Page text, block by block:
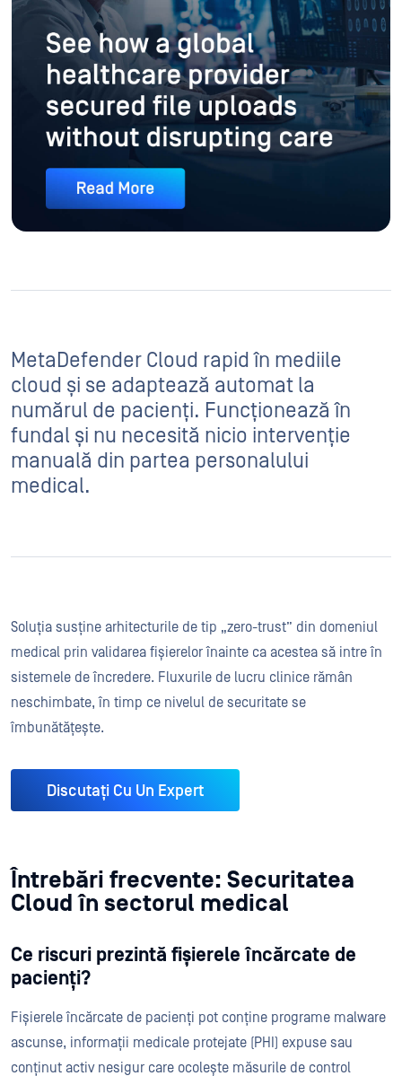
MetaDefender Cloud rapid în mediile
cloud și se adaptează automat la
numărul de pacienți. Funcționează în
fundal și nu necesită nicio intervenție
manuală din partea personalului
medical.
Soluția susține arhitecturile de tip „zero-trust” din domeniul
medical prin validarea fișierelor înainte ca acestea să intre în
sistemele de încredere. Fluxurile de lucru clinice rămân
neschimbate, în timp ce nivelul de securitate se
îmbunătățește.
Discutați Cu Un Expert
Întrebări frecvente: Securitatea
Cloud în sectorul medical
Ce riscuri prezintă fișierele încărcate de
pacienți?
Fișierele încărcate de pacienți pot conține programe malware
ascunse, informații medicale protejate (PHI) expuse sau
conținut activ nesigur care ocolește măsurile de control